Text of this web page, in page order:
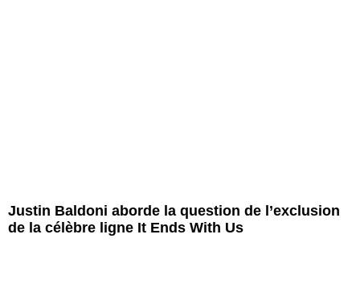
Justin Baldoni aborde la question de l’exclusion
de la célèbre ligne It Ends With Us